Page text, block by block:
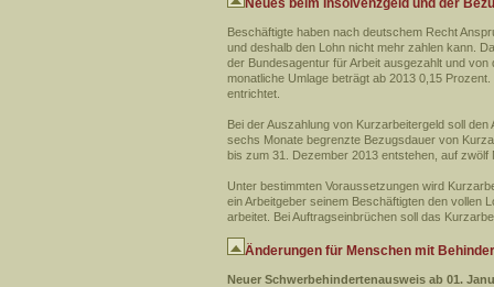
Neues beim Insolvenzgeld und der
Beschäftigte haben nach deutschem Recht
und deshalb den Lohn nicht mehr zahlen kann.
der Bundesagentur für Arbeit ausgezahlt und
monatliche Umlage beträgt ab 2013 0,15
entrichtet.
Bei der Auszahlung von Kurzarbeitergeld soll
sechs Monate begrenzte Bezugsdauer von
bis zum 31. Dezember 2013 entstehen, auf zwölf
Unter bestimmten Voraussetzungen wird
ein Arbeitgeber seinem Beschäftigten den vollen
arbeitet. Bei Auftragseinbrüchen soll das
Änderungen für Menschen mit
Neuer Schwerbehindertenausweis ab 01.